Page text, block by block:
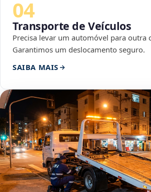
04
Transporte de Veículos
Precisa levar um automóvel para outra
Garantimos um deslocamento seguro.
SAIBA MAIS